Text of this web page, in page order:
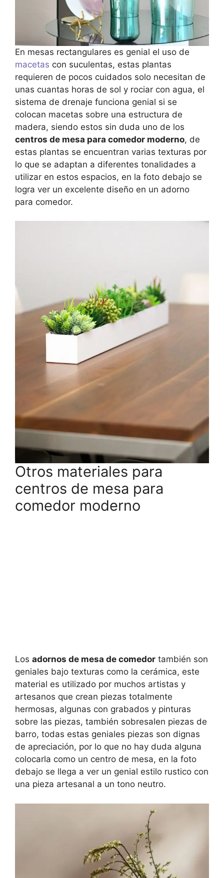
En mesas rectangulares es genial el uso de
macetas con suculentas, estas plantas
requieren de pocos cuidados solo necesitan de
unas cuantas horas de sol y rociar con agua, el
sistema de drenaje funciona genial si se
colocan macetas sobre una estructura de
madera, siendo estos sin duda uno de los
centros de mesa para comedor moderno, de
estas plantas se encuentran varias texturas por
lo que se adaptan a diferentes tonalidades a
utilizar en estos espacios, en la foto debajo se
logra ver un excelente diseño en un adorno
para comedor.
Otros materiales para
centros de mesa para
comedor moderno
Los adornos de mesa de comedor también son
geniales bajo texturas como la cerámica, este
material es utilizado por muchos artistas y
artesanos que crean piezas totalmente
hermosas, algunas con grabados y pinturas
sobre las piezas, también sobresalen piezas de
barro, todas estas geniales piezas son dignas
de apreciación, por lo que no hay duda alguna
colocarla como un centro de mesa, en la foto
debajo se llega a ver un genial estilo rustico con
una pieza artesanal a un tono neutro.